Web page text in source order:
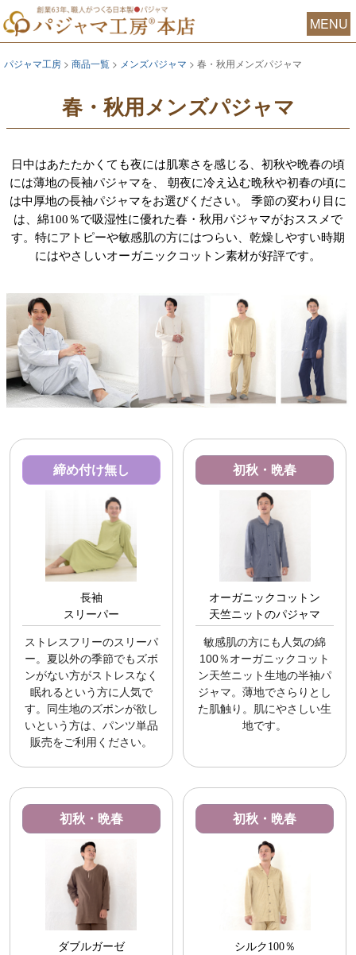
MENU
パジャマ工房 商品一覧 メンズパジャマ 春・秋用メンズパジャマ
春・秋用メンズパジャマ
日中はあたたかくても夜には肌寒さを感じる、初秋や晩春の頃
には薄地の長袖パジャマを、 朝夜に冷え込む晩秋や初春の頃に
は中厚地の長袖パジャマをお選びください。 季節の変わり目に
は、綿100％で吸湿性に優れた春・秋用パジャマがおススメで
す。特にアトピーや敏感肌の方にはつらい、乾燥しやすい時期
にはやさしいオーガニックコットン素材が好評です。
締め付け無し
長袖
スリーパー
ストレスフリーのスリーパ
ー。夏以外の季節でもズボ
ンがない方がストレスなく
眠れるという方に人気で
す。同生地のズボンが欲し
いという方は、パンツ単品
販売をご利用ください。
初秋・晩春
オーガニックコットン
天竺ニットのパジャマ
敏感肌の方にも人気の綿
100％オーガニックコット
ン天竺ニット生地の半袖パ
ジャマ。薄地でさらりとし
た肌触り。肌にやさしい生
地です。
初秋・晩春
ダブルガーゼ
初秋・晩春
シルク100％